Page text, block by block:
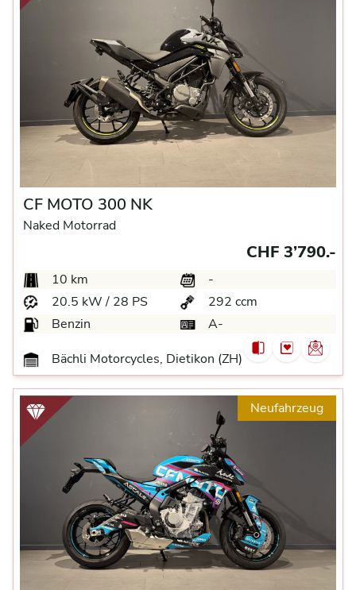
CF MOTO 300 NK
Naked Motorrad
CHF 3’790.-
10 km
-
20.5 kW / 28 PS
292 ccm
Benzin
A-
Bächli Motorcycles, Dietikon (ZH)
Neufahrzeug